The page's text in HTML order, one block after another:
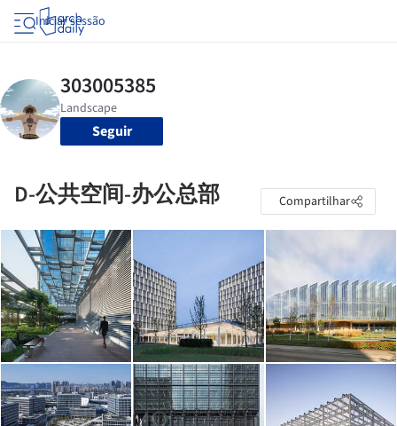
Iniciar sessão
Seguir
D-公共空间-办公总部 Compartilhar